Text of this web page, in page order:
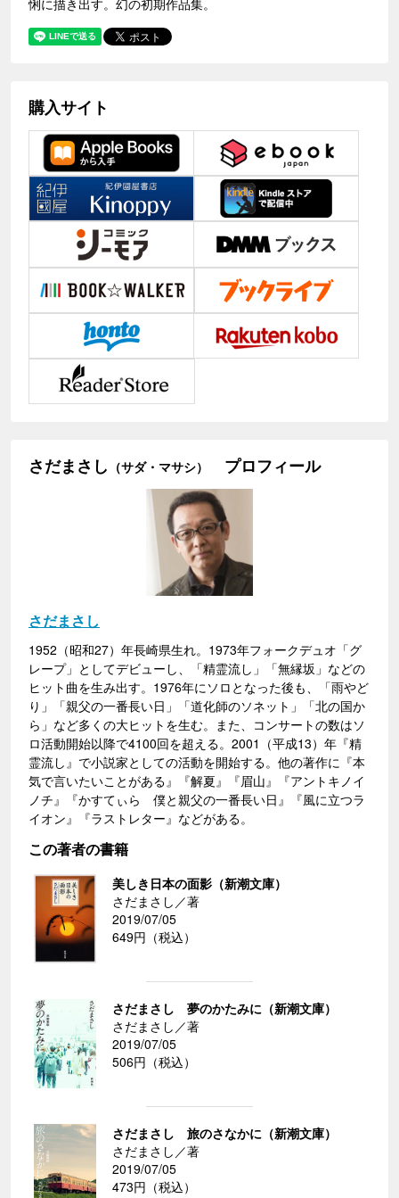
悧に描き出す。幻の初期作品集。
購入サイト
さだまさし （サダ・マサシ） プロフィール
さだまさし
1952（昭和27）年長崎県生れ。1973年フォークデュオ「グ
レープ」としてデビューし、「精霊流し」「無縁坂」などの
ヒット曲を生み出す。1976年にソロとなった後も、「雨やど
り」「親父の一番長い日」「道化師のソネット」「北の国か
ら」など多くの大ヒットを生む。また、コンサートの数はソ
ロ活動開始以降で4100回を超える。2001（平成13）年『精
霊流し』で小説家としての活動を開始する。他の著作に『本
気で言いたいことがある』『解夏』『眉山』『アントキノイ
ノチ』『かすてぃら 僕と親父の一番長い日』『風に立つラ
イオン』『ラストレター』などがある。
この著者の書籍
美しき日本の面影（新潮文庫）
さだまさし／著
2019/07/05
649円（税込）
さだまさし 夢のかたみに（新潮文庫）
さだまさし／著
2019/07/05
506円（税込）
さだまさし 旅のさなかに（新潮文庫）
さだまさし／著
2019/07/05
473円（税込）